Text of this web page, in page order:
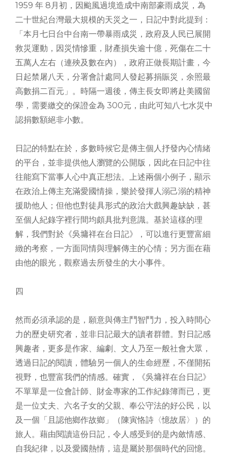
1959 年 8月初，因颱風過境造成中南部豪雨成災，為
二十世紀台灣最大規模的天災之一，日記中對此提到：
「本月七日台中台南一帶暴雨成災，政府及人民已展開
救災運動，因災情慘重，財產損失逾十億，死傷在二十
五萬人左右（連殃及數在內），政府正做長期計畫，今
日起禁屠八天，分署會計處同人發起募捐賑災，余照最
高數捐二百元」。時隔一週後，傳主長女即將赴美國留
學，需要繳交的保證金為 300元，由此可知八七水災中
認捐數額絕非小數。
日記的特點在於，多數時候它是傳主個人抒發內心情緒
的平台，並非提供他人瀏覽的公開版，因此在日記中往
往能寫下當事人心中真正想法。上述兩個小例子，顯示
在政治上傳主充滿愛國情操，樂於發揮人溺己溺的精神
援助他人；但他也對徒具形式的政治大戲興趣缺缺，甚
至個人紀錄字裡行間均頗具批判意識。基於這樣的理
解，我們對於《吳墉祥在台日記》，可以進行更豐富細
緻的考察，一方面同情與理解傳主的心情；另方面在藉
由他的眼光，觀察過去所發生的大小事件。
四
然而必須承認的是，願意與傳主鬥智鬥力，投入時間心
力的歷史研究者，並非日記最大的讀者群體。對日記感
興趣者，更多是作家、編劇、文人乃至一般社會大眾，
透過日記的閱讀，體驗另一個人的生命經歷，不僅開拓
視野，也豐富我們的情感。確實，《吳墉祥在台日記》
不單單是一位會計師、財金專家的工作紀錄簿而已，更
是一位丈夫、六名子女的父親、奉公守法的好公民，以
及一個「且認他鄉作故鄉」（陳寅恪詩〈憶故居〉）的
旅人。藉由閱讀這份日記，令人感受到的是內斂情感、
自我紀律，以及愛國熱情，這是屬於那個時代的回憶。